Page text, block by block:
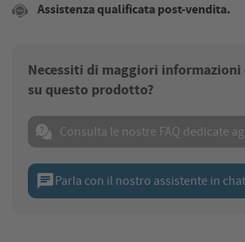
Assistenza qualificata post-vendita.
Necessiti di maggiori informazioni
su questo prodotto?
Consulta le nostre FAQ dedicate
chatParla con il nostro assistente in chat